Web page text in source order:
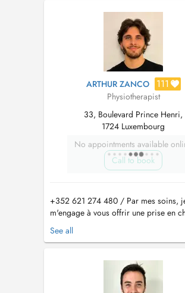
scientifiques actuelles ainsi que sur
précise des besoins fonctionnels de
ARTHUR ZANCO 111
Physiotherapist
33, Boulevard Prince Henri,
1724 Luxembourg
No appointments available
Call to book
+352 621 274 480 / Par mes soins,
m'engage à vous offrir une prise en
adaptée et personnalisée, en
des pratiques fondées sur les évidences
spécifiques de chaque patient.
Rééducation Musculo-squelettique,
See all